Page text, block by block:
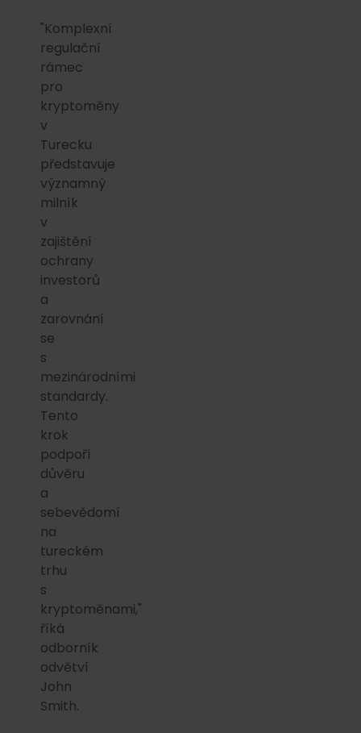
"Komplexní
regulační
rámec
pro
kryptoměny
v
Turecku
představuje
významný
milník
v
zajištění
ochrany
investorů
a
zarovnání
se
s
mezinárodními
standardy.
Tento
krok
podpoří
důvěru
a
sebevědomí
na
tureckém
trhu
s
kryptoměnami,"
říká
odborník
odvětví
John
Smith.